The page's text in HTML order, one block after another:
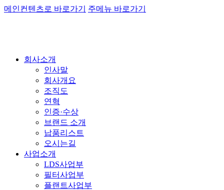
메인컨텐츠로 바로가기 주메뉴 바로가기
회사소개
인사말
회사개요
조직도
연혁
인증·수상
브랜드 소개
납품리스트
오시는길
사업소개
LDS사업부
필터사업부
플랜트사업부